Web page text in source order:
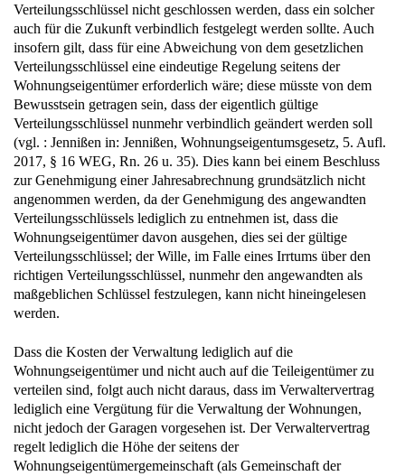
Verteilungsschlüssel nicht geschlossen werden, dass ein solcher
auch für die Zukunft verbindlich festgelegt werden sollte. Auch
insofern gilt, dass für eine Abweichung von dem gesetzlichen
Verteilungsschlüssel eine eindeutige Regelung seitens der
Wohnungseigentümer erforderlich wäre; diese müsste von dem
Bewusstsein getragen sein, dass der eigentlich gültige
Verteilungsschlüssel nunmehr verbindlich geändert werden soll
(vgl. : Jennißen in: Jennißen, Wohnungseigentumsgesetz, 5. Aufl.
2017, § 16 WEG, Rn. 26 u. 35). Dies kann bei einem Beschluss
zur Genehmigung einer Jahresabrechnung grundsätzlich nicht
angenommen werden, da der Genehmigung des angewandten
Verteilungsschlüssels lediglich zu entnehmen ist, dass die
Wohnungseigentümer davon ausgehen, dies sei der gültige
Verteilungsschlüssel; der Wille, im Falle eines Irrtums über den
richtigen Verteilungsschlüssel, nunmehr den angewandten als
maßgeblichen Schlüssel festzulegen, kann nicht hineingelesen
werden.
Dass die Kosten der Verwaltung lediglich auf die
Wohnungseigentümer und nicht auch auf die Teileigentümer zu
verteilen sind, folgt auch nicht daraus, dass im Verwaltervertrag
lediglich eine Vergütung für die Verwaltung der Wohnungen,
nicht jedoch der Garagen vorgesehen ist. Der Verwaltervertrag
regelt lediglich die Höhe der seitens der
Wohnungseigentümergemeinschaft (als Gemeinschaft der